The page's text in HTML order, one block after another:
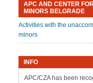
APC AND CENTER
MINORS BELGRADE
Activities with the
minors
INFO
APC/CZA has been